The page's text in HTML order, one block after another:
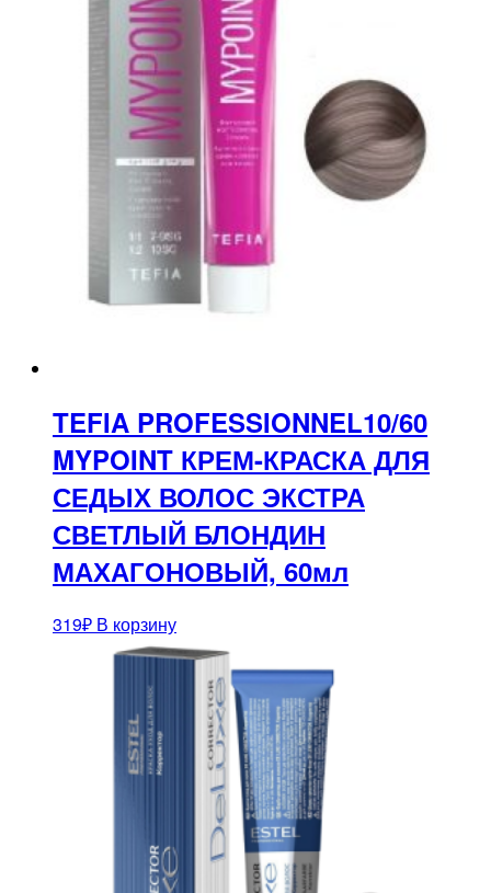
TEFIA PROFESSIONNEL10/60
MYPOINT КРЕМ-КРАСКА ДЛЯ
СЕДЫХ ВОЛОС ЭКСТРА
СВЕТЛЫЙ БЛОНДИН
МАХАГОНОВЫЙ, 60мл
319₽ В корзину